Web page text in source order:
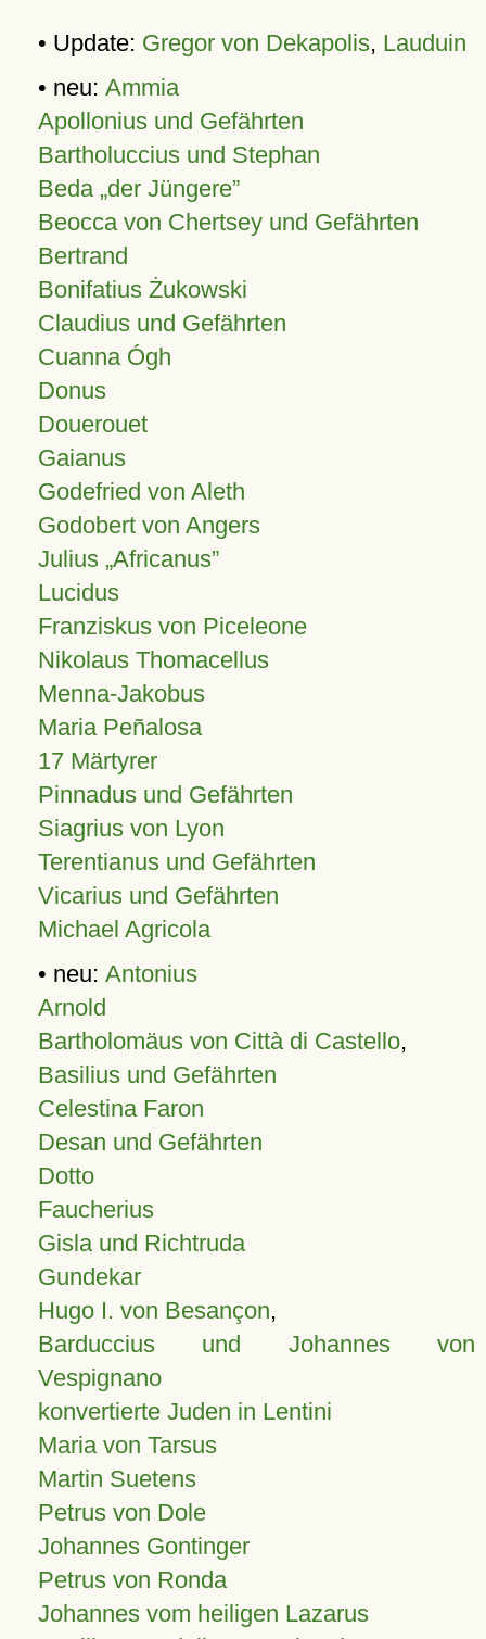
• Update: Gregor von Dekapolis, Lauduin
• neu: Ammia
Apollonius und Gefährten
Bartholuccius und Stephan
Beda „der Jüngere”
Beocca von Chertsey und Gefährten
Bertrand
Bonifatius Żukowski
Claudius und Gefährten
Cuanna Ógh
Donus
Douerouet
Gaianus
Godefried von Aleth
Godobert von Angers
Julius Africanus
Lucidus
Franziskus von Piceleone
Nikolaus Thomacellus
Menna-Jakobus
Maria Peñalosa
17 Märtyrer
Pinnadus und Gefährten
Siagrius von Lyon
Terentianus und Gefährten
Vicarius und Gefährten
Michael Agricola
• neu: Antonius
Arnold
Bartholomäus von Città di Castello,
Basilius und Gefährten
Celestina Faron
Desan und Gefährten
Dotto
Faucherius
Gisla und Richtruda
Gundekar
Hugo I. von Besançon,
Barduccius und Johannes von
Vespignano
konvertierte Juden in Lentini
Maria von Tarsus
Martin Suetens
Petrus von Dole
Johannes Gontinger
Petrus von Ronda
Johannes vom heiligen Lazarus